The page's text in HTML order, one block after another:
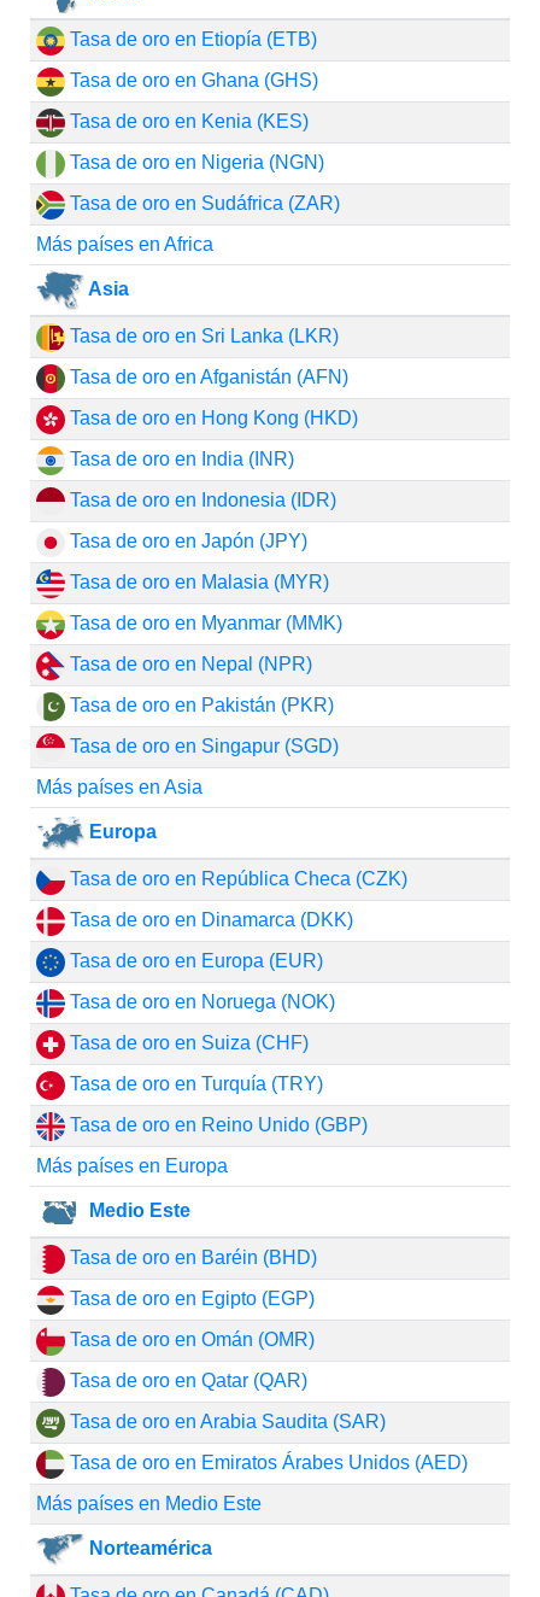
Tasa de oro en Etiopía (ETB)
Tasa de oro en Ghana (GHS)
Tasa de oro en Kenia (KES)
Tasa de oro en Nigeria (NGN)
Tasa de oro en Sudáfrica (ZAR)
Más países en Africa
Asia
Tasa de oro en Sri Lanka (LKR)
Tasa de oro en Afganistán (AFN)
Tasa de oro en Hong Kong (HKD)
Tasa de oro en India (INR)
Tasa de oro en Indonesia (IDR)
Tasa de oro en Japón (JPY)
Tasa de oro en Malasia (MYR)
Tasa de oro en Myanmar (MMK)
Tasa de oro en Nepal (NPR)
Tasa de oro en Pakistán (PKR)
Tasa de oro en Singapur (SGD)
Más países en Asia
Europa
Tasa de oro en República Checa (CZK)
Tasa de oro en Dinamarca (DKK)
Tasa de oro en Europa (EUR)
Tasa de oro en Noruega (NOK)
Tasa de oro en Suiza (CHF)
Tasa de oro en Turquía (TRY)
Tasa de oro en Reino Unido (GBP)
Más países en Europa
Medio Este
Tasa de oro en Baréin (BHD)
Tasa de oro en Egipto (EGP)
Tasa de oro en Omán (OMR)
Tasa de oro en Qatar (QAR)
Tasa de oro en Arabia Saudita (SAR)
Tasa de oro en Emiratos Árabes Unidos (AED)
Más países en Medio Este
Norteamérica